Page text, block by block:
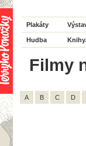
Plakáty
Hudba
Filmy
A B C D